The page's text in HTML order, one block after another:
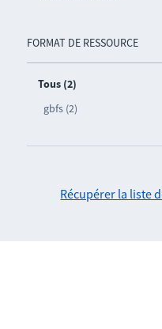
FORMAT DE RESSOURCE
Tous (2)
gbfs (2)
Récupérer la liste